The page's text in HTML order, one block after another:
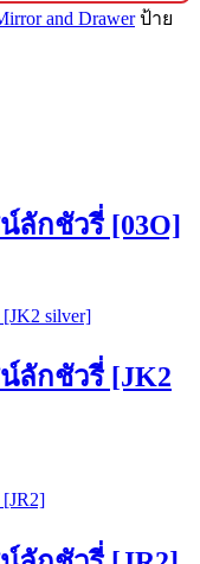
and Drawer ป้าย
ลักชัวรี่ [03O]
ลักชัวรี่ [JK2